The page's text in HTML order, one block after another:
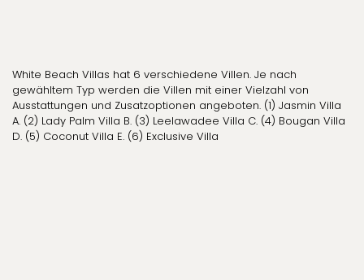
White Beach Villas hat 6 verschiedene Villen. Je nach
gewähltem Typ werden die Villen mit einer Vielzahl von
Ausstattungen und Zusatzoptionen angeboten. (1) Jasmin Villa
A. (2) Lady Palm Villa B. (3) Leelawadee Villa C. (4) Bougan Villa
D. (5) Coconut Villa E. (6) Exclusive Villa